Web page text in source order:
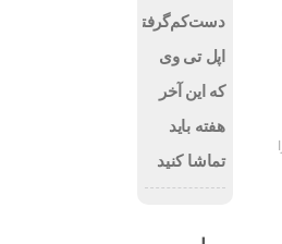
دست‌کم‌گرفته‌شده
اپل تی وی
که این آخر
هفته باید
تماشا کنید